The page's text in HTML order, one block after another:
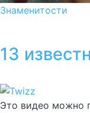
Знаменитости
13
Это видео можно